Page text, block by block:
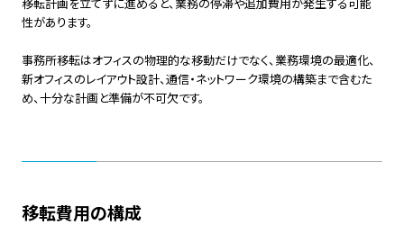
性があります。
事務所移転はオフィスの物理的な移動だけでなく、業務環境の最適化、
新オフィスのレイアウト設計、通信・ネットワーク環境の構築まで含むた
め、十分な計画と準備が不可欠です。
移転費用の構成